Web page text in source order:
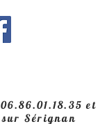
06.86.01.18.35 et
Sérignan